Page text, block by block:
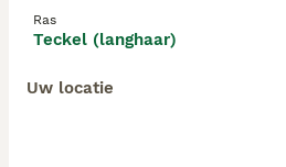
Ras
Teckel (langhaar)
Uw locatie